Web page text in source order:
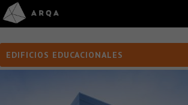
EDIFICIOS EDUCACIONALES